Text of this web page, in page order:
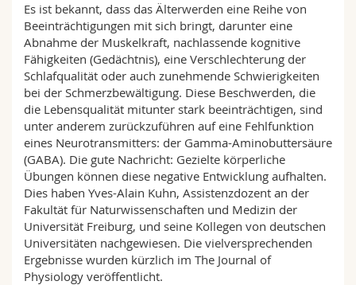
Es ist bekannt, dass das Älterwerden eine Reihe von
Beeinträchtigungen mit sich bringt, darunter eine
Abnahme der Muskelkraft, nachlassende kognitive
Fähigkeiten (Gedächtnis), eine Verschlechterung der
Schlafqualität oder auch zunehmende Schwierigkeiten
bei der Schmerzbewältigung. Diese Beschwerden, die
die Lebensqualität mitunter stark beeinträchtigen, sind
unter anderem zurückzuführen auf eine Fehlfunktion
eines Neurotransmitters: der Gamma-Aminobuttersäure
(GABA). Die gute Nachricht: Gezielte körperliche
Übungen können diese negative Entwicklung aufhalten.
Dies haben Yves-Alain Kuhn, Assistenzdozent an der
Fakultät für Naturwissenschaften und Medizin der
Universität Freiburg, und seine Kollegen von deutschen
Universitäten nachgewiesen. Die vielversprechenden
Ergebnisse wurden kürzlich im The Journal of
Physiology veröffentlicht.